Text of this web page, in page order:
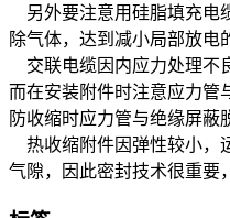
另外要注意用硅脂填充电
除气体，达到减小局部放电
交联电缆因内应力处理不
而在安装附件时注意应力管
防收缩时应力管与绝缘屏蔽
热收缩附件因弹性较小，
气隙，因此密封技术很重要